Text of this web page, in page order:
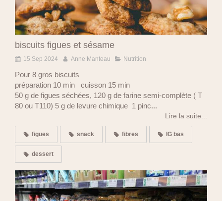
biscuits figues et sésame
15 Sep 2024 Anne Manteau Nutrition
Pour 8 gros biscuits
préparation 10 min cuisson 15 min
50 g de figues séchées, 120 g de farine semi-complète ( T
80 ou T110) 5 g de levure chimique 1 pinc...
Lire la suite...
figues snack fibres IG bas
dessert